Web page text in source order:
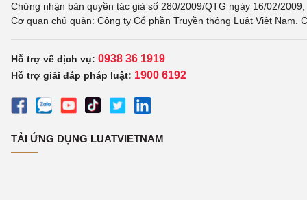
Chứng nhận bản quyền tác giả số 280/2009/QTG ngày 16/02/
Cơ quan chủ quản: Công ty Cổ phần Truyền thông Luật Việt Nam.
Hỗ trợ về dịch vụ: 0938 36 1919
Hỗ trợ giải đáp pháp luật: 1900 6192
TẢI ỨNG DỤNG LUATVIETNAM